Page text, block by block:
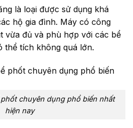
là loại được sử dụng khá
hộ gia đình. Máy có công
vừa đủ và phù hợp với các bể
thể tích không quá lớn.
chuyên dụng phổ biến nhất
hiện nay